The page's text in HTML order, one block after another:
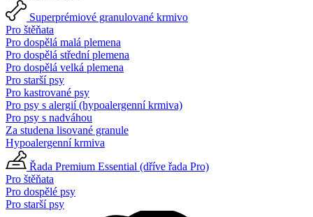
Superprémiové granulované krmivo
Pro štěňata
Pro dospělá malá plemena
Pro dospělá střední plemena
Pro dospělá velká plemena
Pro starší psy
Pro kastrované psy
Pro psy s alergií (hypoalergenní krmiva)
Pro psy s nadváhou
Za studena lisované granule
Hypoalergenní krmiva
Řada Premium Essential (dříve řada Pro)
Pro štěňata
Pro dospělé psy
Pro starší psy